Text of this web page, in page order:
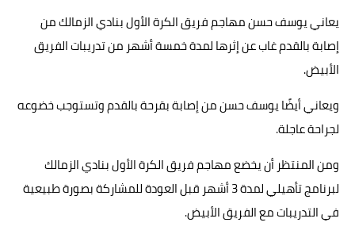
حوادث وقضايا
خدمات
مقالات
يعاني يوسف حسن مهاجم فريق الكرة الأول بنادي الزمالك من
إصابة بالقدم غاب عن إثرها لمدة خمسة أشهر من تدريبات الفريق
الأبيض.
ويعاني أيضًا يوسف حسن من إصابة بقرحة بالقدم وتستوجب خضوعه
لجراحة عاجلة.
ومن المنتظر أن يخضع مهاجم فريق الكرة الأول بنادي الزمالك
لبرنامج تأهيلي لمدة 3 أشهر قبل العودة للمشاركة بصورة طبيعية
في التدريبات مع الفريق الأبيض.